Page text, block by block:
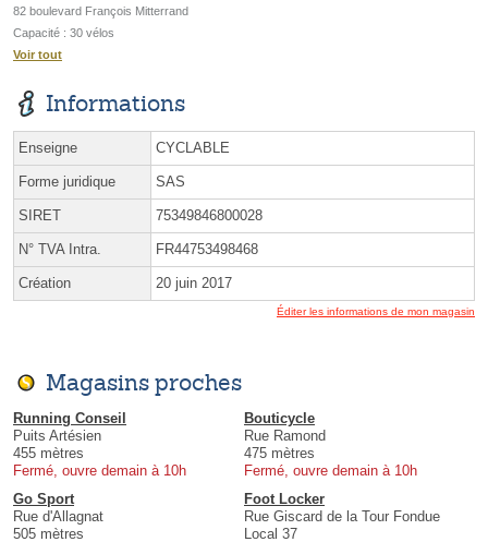
82 boulevard François Mitterrand
Capacité : 30 vélos
Voir tout
Informations
Enseigne CYCLABLE
Forme juridique SAS
SIRET 75349846800028
N° TVA Intra. FR44753498468
Création 20 juin 2017
Éditer les informations de mon magasin
Magasins proches
Running Conseil
Puits Artésien
455 mètres
Fermé, ouvre demain à 10h
Bouticycle
Rue Ramond
475 mètres
Fermé, ouvre demain à 10h
Go Sport
Rue d'Allagnat
505 mètres
Foot Locker
Rue Giscard de la Tour Fondue
Local 37